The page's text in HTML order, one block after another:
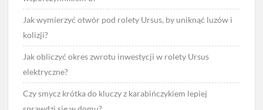
Jak wymierzyć otwór pod rolety Ursus, by uniknąć luzów i
kolizji?
Jak obliczyć okres zwrotu inwestycji w rolety Ursus
elektryczne?
Czy smycz krótka do kluczy z karabińczykiem lepiej